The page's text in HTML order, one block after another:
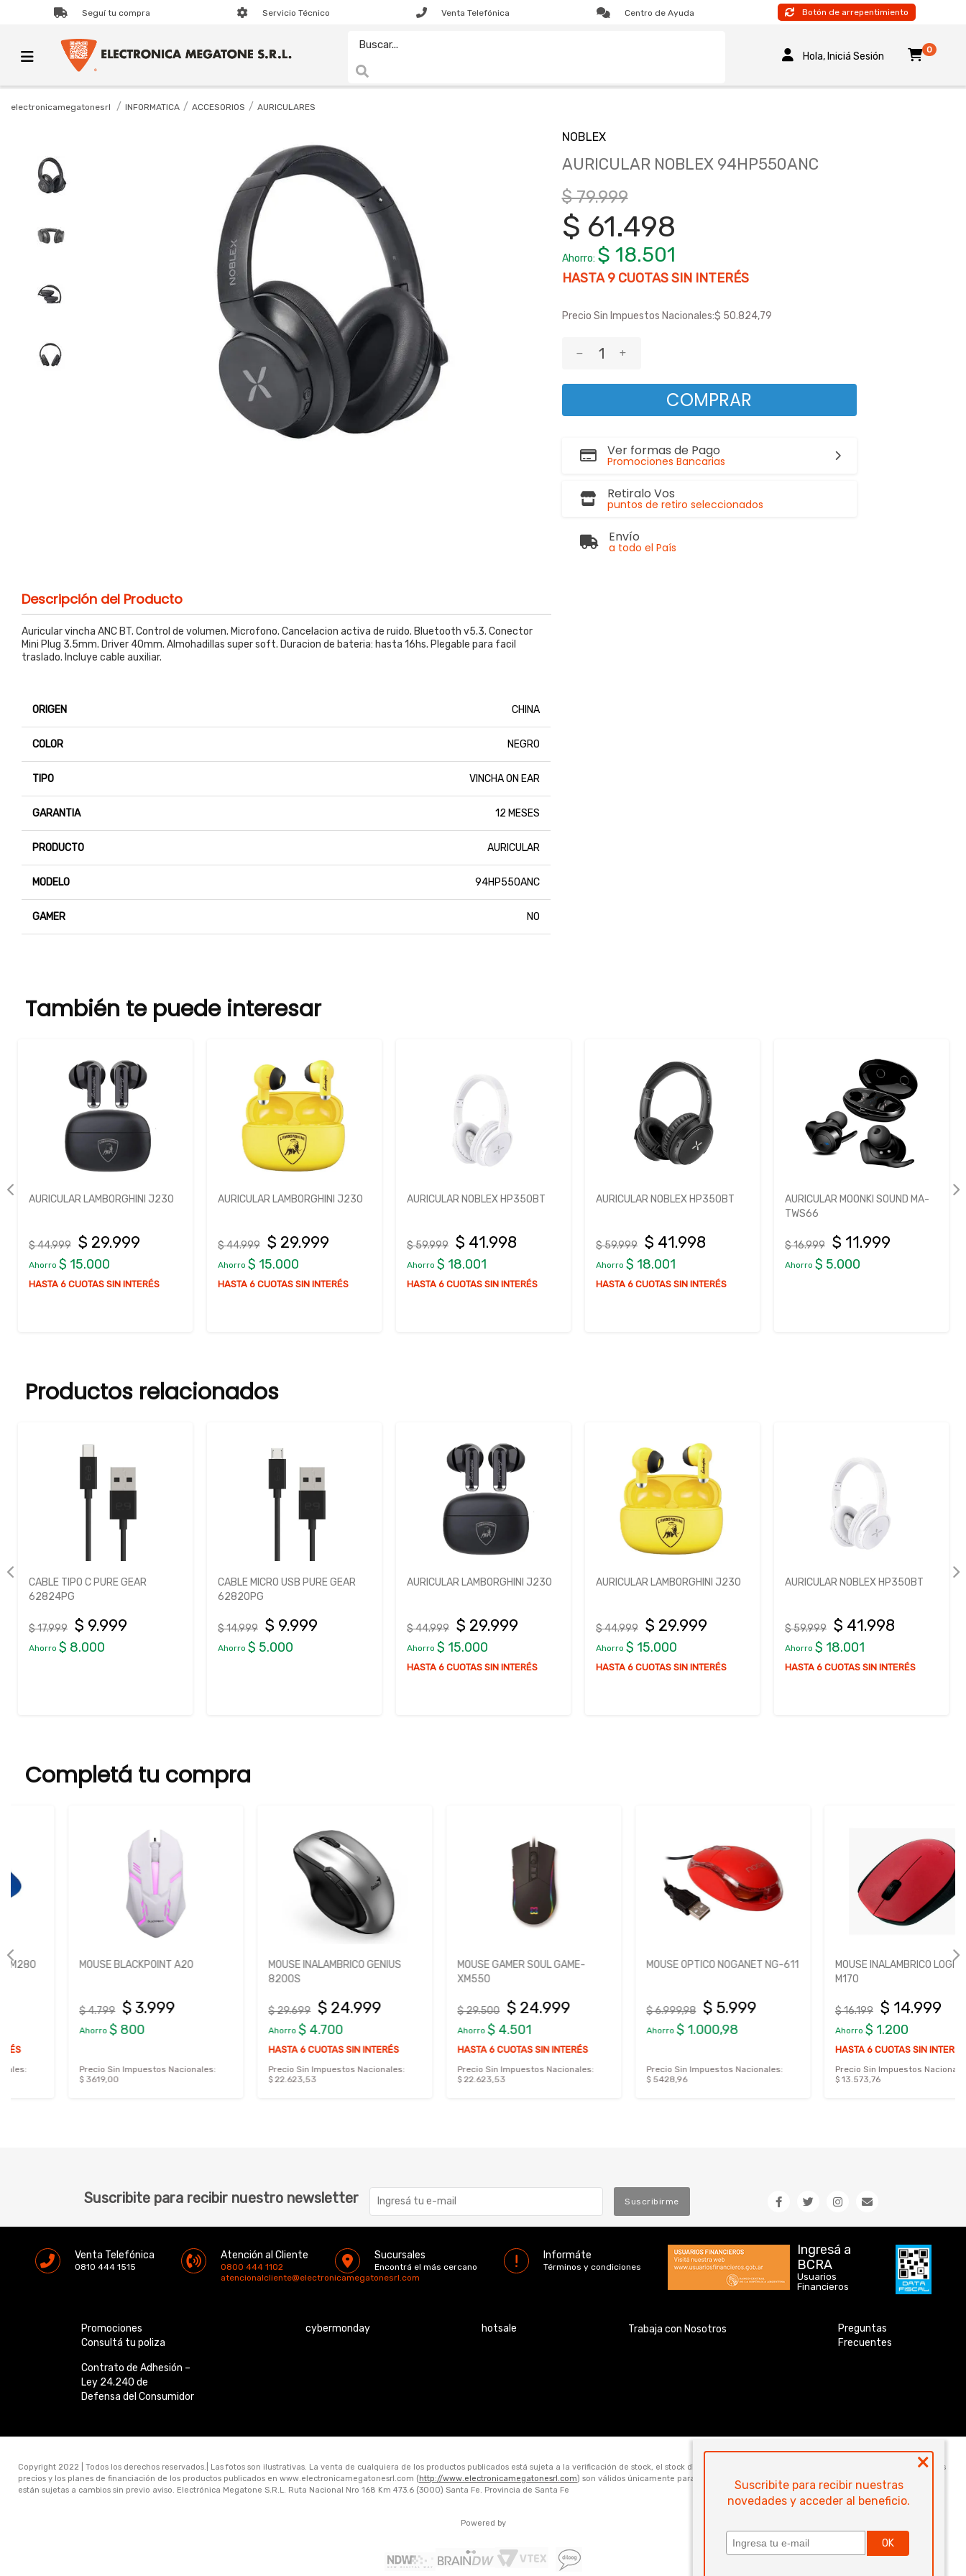
Seguí tu compra Servicio Técnico Venta Telefónica Centro de Ayuda Botón de arrepentimiento
Hola, Iniciá Sesión
0
electronicamegatonesrl INFORMATICA ACCESORIOS AURICULARES
NOBLEX
AURICULAR NOBLEX 94HP550ANC
$ 79.999
$ 61.498
Ahorro: $ 18.501
HASTA9CUOTAS SIN INTERÉS
Precio Sin Impuestos Nacionales:$ 50.824,79
COMPRAR
Ver formas de Pago
Promociones Bancarias
Retiralo Vos
puntos de retiro seleccionados
Envío
a todo el País
Descripción del Producto
Auricular vincha ANC BT. Control de volumen. Microfono. Cancelacion activa de ruido. Bluetooth v5.3. Conector
Mini Plug 3.5mm. Driver 40mm. Almohadillas super soft. Duracion de bateria: hasta 16hs. Plegable para facil
traslado. Incluye cable auxiliar.
ORIGEN CHINA
COLOR NEGRO
TIPO VINCHA ON EAR
GARANTIA 12 MESES
PRODUCTO AURICULAR
MODELO 94HP550ANC
GAMER NO
También te puede interesar
AURICULAR LAMBORGHINI J230
$ 44.999 $ 29.999
Ahorro $ 15.000
HASTA 6 CUOTAS SIN INTERÉS
AURICULAR NOBLEX HP350BT
$ 59.999 $ 41.998
Ahorro $ 18.001
HASTA 6 CUOTAS SIN INTERÉS
AURICULAR NOBLEX HP350BT
$ 59.999 $ 41.998
Ahorro $ 18.001
HASTA 6 CUOTAS SIN INTERÉS
AURICULAR MOONKI SOUND MA-
$ 16.999 $ 11.999
Ahorro $ 5.000
AURICULAR JBL TUNE FLEX 2
$ 214.999 $ 152.999
Ahorro $ 62.000
Productos relacionados
CABLE MICRO USB PURE GEAR
62820PG
$ 14.999 $ 9.999
Ahorro$ 5.000
AURICULAR LAMBORGHINI J230
$ 44.999 $ 29.999
Ahorro$ 15.000
AURICULAR LAMBORGHINI J230
$ 44.999 $ 29.999
Ahorro$ 15.000
HASTA 6 CUOTAS SIN INTERÉS
AURICULAR NOBLEX HP350BT
$ 59.999 $ 41.998
Ahorro$ 18.001
HASTA 6 CUOTAS SIN INTERÉS
AURICULAR NOBLEX HP350BT
$ 59.999 $ 41.998
Ahorro$ 18.001
HASTA 6 CUOTAS SIN INTERÉS
Completá tu compra
MOUSE BLACKPOINT A20
$ 3.999
$ 800
Precio Sin Impuestos Nacionales:
MOUSE INALAMBRICO GENIUS
$ 24.999
$ 4.700
HASTA 6 CUOTAS SIN INTERÉS
Precio Sin Impuestos Nacionales:
MOUSE GAMER SOUL GAME-
$ 24.999
$ 4.501
HASTA 6 CUOTAS SIN INTERÉS
Precio Sin Impuestos Nacionales:
MOUSE OPTICO NOGANET NG-611
$ 5.999
$ 1.000,98
Precio Sin Impuestos Nacionales:
MOUSE INALAMBRICO LOGITECH
$ 14.999
$ 1.200
HASTA 6 CUOTAS SIN INTERÉS
Precio Sin Impuestos Nacionales:
Suscribite para recibir nuestro newsletter Suscribirme
Venta Telefónica
0810 444 1515
Atención al Cliente
0800 444 1102
atencionalcliente@electronicamegatonesrl.com
Sucursales
Encontrá el más cercano
Informáte
Términos y condiciones
Ingresá a
BCRA
Usuarios
Financieros
Promociones
Consultá tu poliza
Contrato de Adhesión –
Ley 24.240 de
Defensa del Consumidor
cybermonday hotsale Trabaja con Nosotros
Preguntas
Frecuentes
×
Suscribite para recibir nuestras
novedades y acceder al beneficio.
OK
Copyright 2022 | Todos los derechos reservados.| Las fotos son ilustrativas. La venta de cualquiera de los productos publicados está sujeta a la verificación de stock, el stock disponible para la venta web de cada código es de 5 unidades. Los
precios y los planes de financiación de los productos publicados en www.electronicamegatonesrl.com ( http://www.electronicamegatonesrl.com) son válidos únicamente para la compra online. Las especificaciones técnicas y descripciones
están sujetas a cambios sin previo aviso. Electrónica Megatone S.R.L. Ruta Nacional Nro 168 Km 473.6 (3000) Santa Fe. Provincia de Santa Fe
Powered by